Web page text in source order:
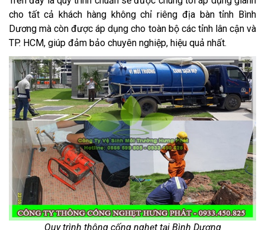
cho tất cả khách hàng không chỉ riêng địa bàn tỉnh Bình
Dương mà còn được áp dụng cho toàn bộ các tỉnh lân cận và
TP. HCM, giúp đảm bảo chuyên nghiệp, hiệu quả nhất.
Quy trình thông cống nghẹt tại Bình Dương